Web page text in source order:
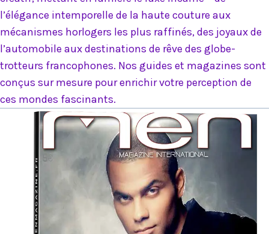
l’élégance intemporelle de la haute couture aux
mécanismes horlogers les plus raffinés, des joyaux de
l’automobile aux destinations de rêve des globe-
trotteurs francophones. Nos guides et magazines sont
conçus sur mesure pour enrichir votre perception de
ces mondes fascinants.